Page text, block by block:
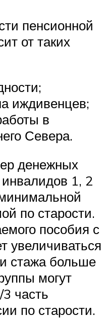
пенсионной
от таких
иждивенцев;
в
Севера.
денежных
1, 2
по старости.
пособия с
увеличиваться
стажа больше
могут
часть
по старости.